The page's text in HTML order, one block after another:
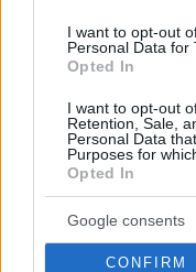
I want to opt-out
Personal Data for
Opted In
I want to opt-out
Retention, Sale,
Personal Data
Purposes for
Opted In
Google consents
CONFIRM
Hirdetés